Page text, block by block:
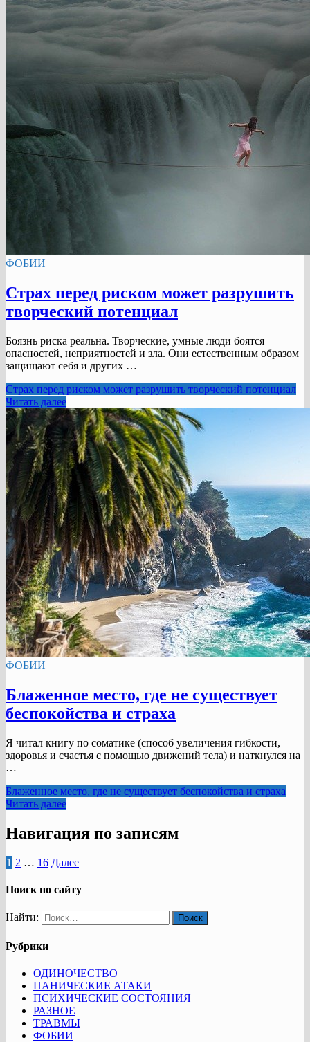
ФОБИИ
Страх перед риском может разрушить
творческий потенциал
Боязнь риска реальна. Творческие, умные люди боятся
опасностей, неприятностей и зла. Они естественным образом
защищают себя и других …
Страх перед риском может разрушить творческий потенциал
Читать далее
ФОБИИ
Блаженное место, где не существует
беспокойства и страха
Я читал книгу по соматике (способ увеличения гибкости,
здоровья и счастья с помощью движений тела) и наткнулся на
…
Блаженное место, где не существует беспокойства и страха
Читать далее
Навигация по записям
1 2 … 16 Далее
Поиск по сайту
Найти:
Рубрики
ОДИНОЧЕСТВО
ПАНИЧЕСКИЕ АТАКИ
ПСИХИЧЕСКИЕ СОСТОЯНИЯ
РАЗНОЕ
ТРАВМЫ
ФОБИИ